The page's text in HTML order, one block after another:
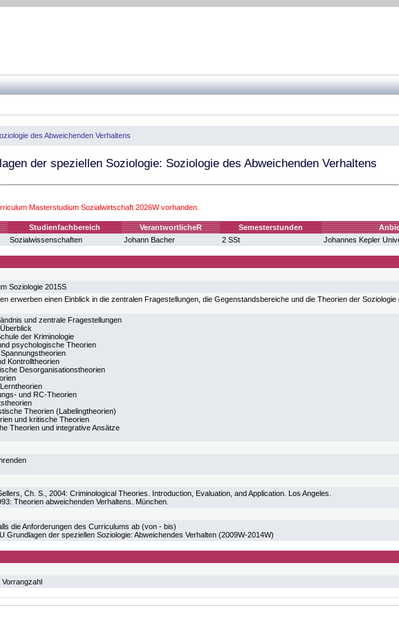
des Abweichenden Verhaltens
der speziellen Soziologie: Soziologie des Abweichenden Verhaltens
Masterstudium Sozialwirtschaft 2026W vorhanden.
Studienfachbereich VerantwortlicheR Semesterstunden
Sozialwissenschaften Johann Bacher 2 SSt Johannes Kepler
Soziologie 2015S
erwerben einen Einblick in die zentralen Fragestellungen, die Gegenstandsbereiche und die Theorien der Soziologie
und zentrale Fragestellungen
der Kriminologie
psychologische Theorien
Kontrolltheorien
Desorganisationstheorien
und RC-Theorien
Theorien (Labelingtheorien)
und kritische Theorien
Theorien und integrative Ansätze
Ch. S., 2004: Criminological Theories. Introduction, Evaluation, and Application. Los Angeles.
Theorien abweichenden Verhaltens. München.
die Anforderungen des Curriculums ab (von - bis)
Grundlagen der speziellen Soziologie: Abweichendes Verhalten (2009W-2014W)